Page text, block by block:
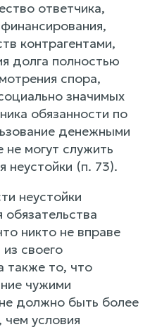
ответчика,
контрагентами,
долга полностью
спора,
значимых
обязанности по
денежными
могут служить
неустойки (п. 73).
неустойки
никто не вправе
своего
также то, что
чужими
должно быть более
условия